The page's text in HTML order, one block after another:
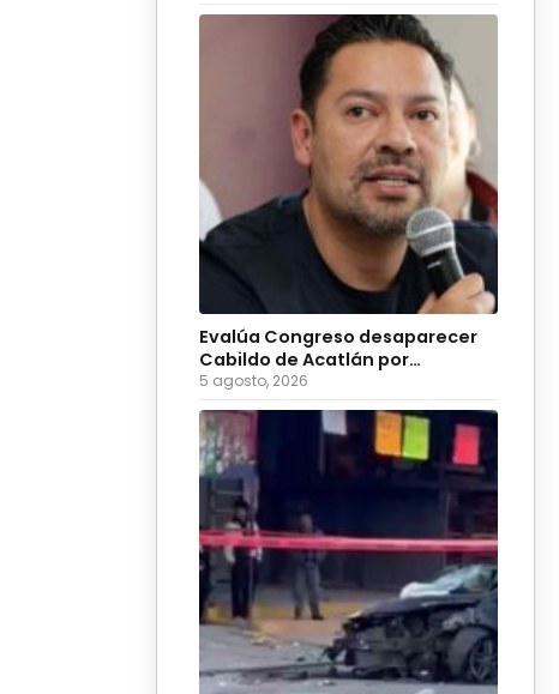
Evalúa Congreso desaparecer
Cabildo de Acatlán por
ingobernabilidad
5 agosto, 2026